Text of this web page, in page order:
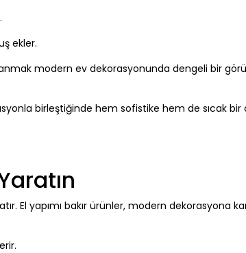
ekler.
modern ev dekorasyonunda dengeli bir
birleştiğinde hem sofistike hem de sıcak
El yapımı bakır ürünler, modern dekorasyona